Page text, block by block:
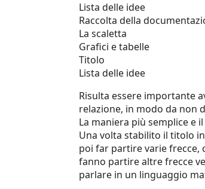
Lista delle idee
Raccolta della
La scaletta
Grafici e tabelle
Titolo
Lista delle idee
Risulta essere importante
relazione, in modo da non
La maniera più semplice
Una volta stabilito il titolo
poi far partire varie frecce,
fanno partire altre frecce
parlare in un linguaggio